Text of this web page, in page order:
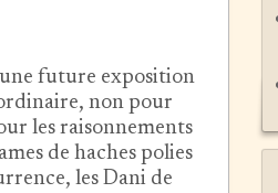
future exposition
non pour
les raisonnements
de haches polies
les Dani de